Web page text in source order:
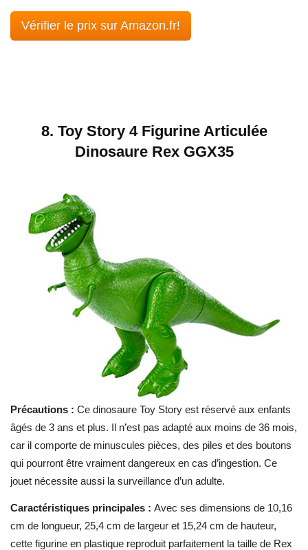
Vérifier le prix sur Amazon.fr!
8. Toy Story 4 Figurine Articulée
Dinosaure Rex GGX35
Précautions : Ce dinosaure Toy Story est réservé aux enfants
âgés de 3 ans et plus. Il n’est pas adapté aux moins de 36 mois,
car il comporte de minuscules pièces, des piles et des boutons
qui pourront être vraiment dangereux en cas d’ingestion. Ce
jouet nécessite aussi la surveillance d’un adulte.
Caractéristiques principales : Avec ses dimensions de 10,16
cm de longueur, 25,4 cm de largeur et 15,24 cm de hauteur,
cette figurine en plastique reproduit parfaitement la taille de Rex